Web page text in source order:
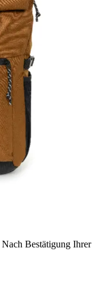
Nach Bestätigung Ihrer